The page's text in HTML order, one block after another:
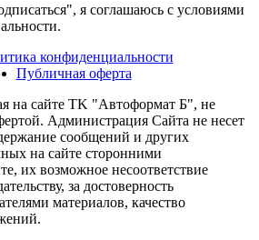
я соглашаюсь с условиями
конфиденциальности
Публичная оферта
на сайте TK "Автоформат Б", не
Администрация Сайта не несет
сообщений и других
на сайте сторонними
их возможное несоответствие
за достоверность
материалов, качество